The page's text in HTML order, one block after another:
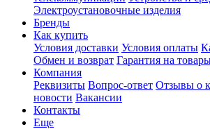
Электроустановочные изделия
Бренды
Как купить
Условия доставки Условия оплаты
Обмен и возврат Гарантия на
Компания
Реквизиты Вопрос-ответ Отзывы о
новости Вакансии
Контакты
Еще